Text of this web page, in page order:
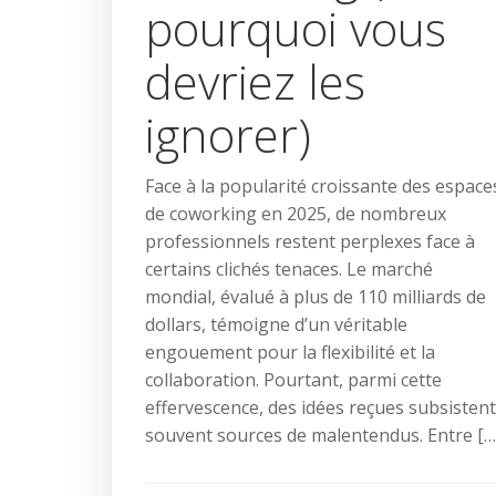
pourquoi vous
devriez les
ignorer)
Face à la popularité croissante des
de coworking en 2025, de nombreux
professionnels restent perplexes face à
certains clichés tenaces. Le marché
mondial, évalué à plus de 110 milliards de
dollars, témoigne d’un véritable
engouement pour la flexibilité et la
collaboration. Pourtant, parmi cette
effervescence, des idées reçues
souvent sources de malentendus. Entre